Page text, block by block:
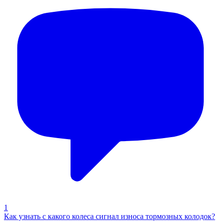
1
Как узнать с какого колеса сигнал износа тормозных колодок?